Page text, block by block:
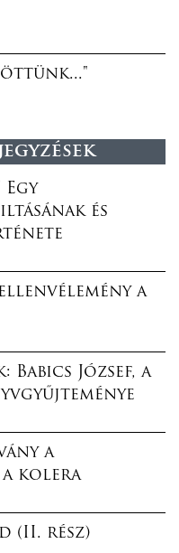
és
ellenvélemény a
József, a
a
a kolera
(II. rész)